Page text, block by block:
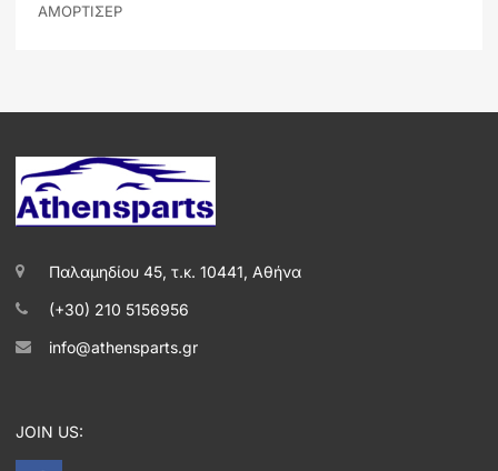
ΑΜΟΡΤΙΣΕΡ
Παλαμηδίου 45, τ.κ. 10441, Αθήνα
(+30) 210 5156956
info@athensparts.gr
JOIN US: